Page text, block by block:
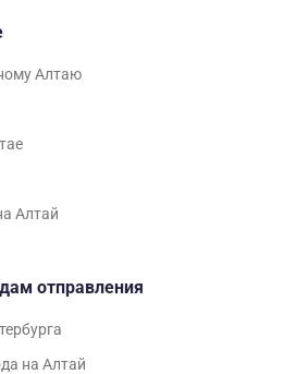
Алтаю
Алтай
отправления
на Алтай